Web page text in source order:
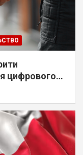
цифрового